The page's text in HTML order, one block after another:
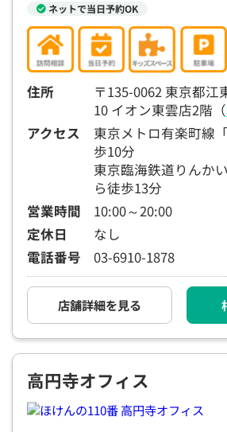
ネットで当日予約OK
住所
〒135-0062 東京都江
10 イオン東雲店2階（
アクセス
東京メトロ有楽町線
歩10分
東京臨海鉄道りんか
ら徒歩13分
営業時間
10:00～20:00
定休日
なし
電話番号
03-6910-1878
店舗詳細を見る
高円寺オフィス